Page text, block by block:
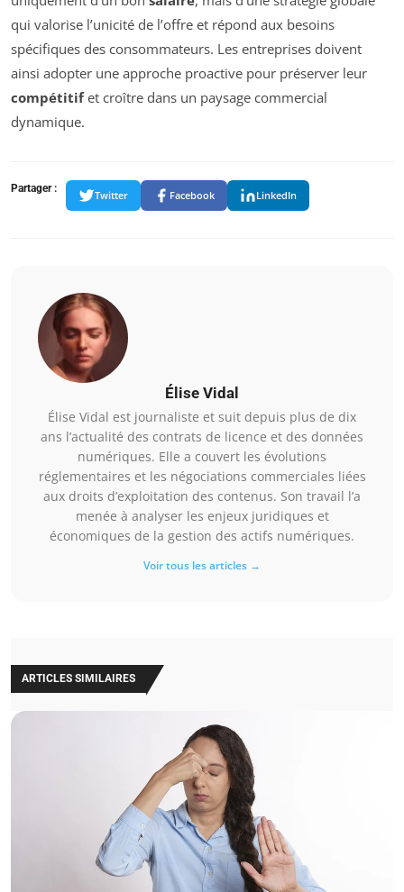
qui valorise l’unicité de l’offre et répond aux besoins
spécifiques des consommateurs. Les entreprises doivent
ainsi adopter une approche proactive pour préserver leur
compétitifet croître dans un paysage commercial
dynamique.
Partager :
Twitter Facebook LinkedIn
Élise Vidal
Élise Vidal est journaliste et suit depuis plus de dix
ans l’actualité des contrats de licence et des données
numériques. Elle a couvert les évolutions
réglementaires et les négociations commerciales liées
aux droits d’exploitation des contenus. Son travail l’a
menée à analyser les enjeux juridiques et
économiques de la gestion des actifs numériques.
Voir tous les articles →
ARTICLES SIMILAIRES